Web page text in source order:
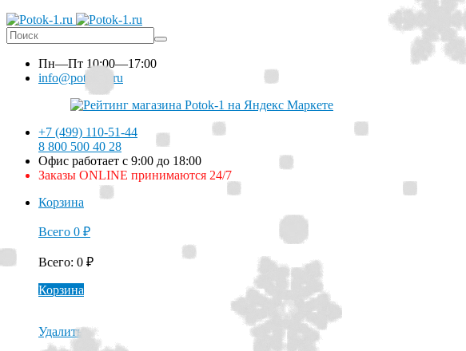
Пн—Пт 10:00—17:00
info@potok-1.ru
+7 (499) 110-51-44
8 800 500 40 28
Офис работает с 9:00 до 18:00
Заказы ONLINE принимаются 24/7
Корзина
Всего 0 ₽
Всего: 0 ₽
Корзина
Удалить